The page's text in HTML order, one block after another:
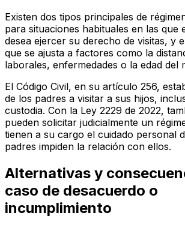
Existen dos tipos principales de
para situaciones habituales en las que
desea ejercer su derecho de visitas, y
que se ajusta a factores como la
laborales, enfermedades o la edad del
El Código Civil, en su artículo 256,
de los padres a visitar a sus hijos,
custodia. Con la Ley 2229 de 2022,
pueden solicitar judicialmente un
tienen a su cargo el cuidado personal
padres impiden la relación con ellos.
Alternativas y
caso de desacuerdo o
incumplimiento